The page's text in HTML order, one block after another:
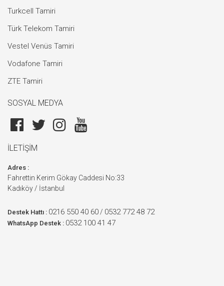
Turkcell Tamiri
Türk Telekom Tamiri
Vestel Venüs Tamiri
Vodafone Tamiri
ZTE Tamiri
SOSYAL MEDYA
İLETİŞİM
Adres :
Fahrettin Kerim Gökay Caddesi No:33
Kadıköy / İstanbul
Destek Hattı : 0216 550 40 60 / 0532 772 48 72
WhatsApp Destek : 0532 100 41 47